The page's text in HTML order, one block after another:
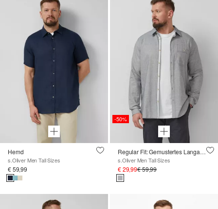
Hemd
s.Oliver Men Tall Sizes
€ 59,99
-50%
Regular Fit: Gemustertes Langarmhemd mit Kentkragen
s.Oliver Men Tall Sizes
€ 29,99€ 59,99